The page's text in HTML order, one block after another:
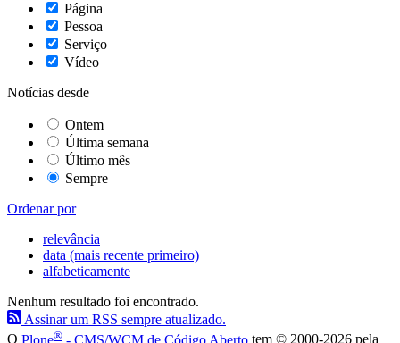
Página
Pessoa
Serviço
Vídeo
Notícias desde
Ontem
Última semana
Último mês
Sempre
Ordenar por
relevância
data (mais recente primeiro)
alfabeticamente
Nenhum resultado foi encontrado.
Assinar um RSS sempre atualizado.
O Plone® - CMS/WCM de Código Aberto tem © 2000-2026 pela